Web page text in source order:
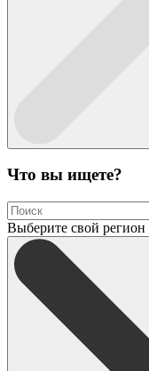
Что вы ищете?
Выберите свой регион